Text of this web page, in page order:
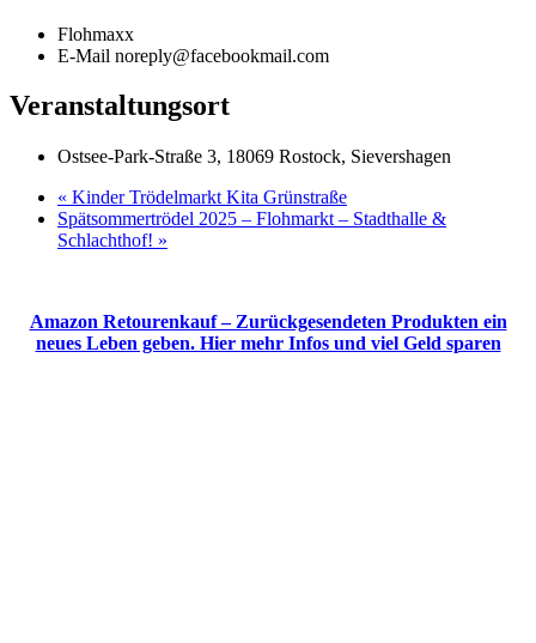
Flohmaxx
E-Mail noreply@facebookmail.com
Veranstaltungsort
Ostsee-Park-Straße 3, 18069 Rostock, Sievershagen
« Kinder Trödelmarkt Kita Grünstraße
Spätsommertrödel 2025 – Flohmarkt – Stadthalle &
Schlachthof! »
Amazon Retourenkauf – Zurückgesendeten Produkten ein
neues Leben geben. Hier mehr Infos und viel Geld sparen